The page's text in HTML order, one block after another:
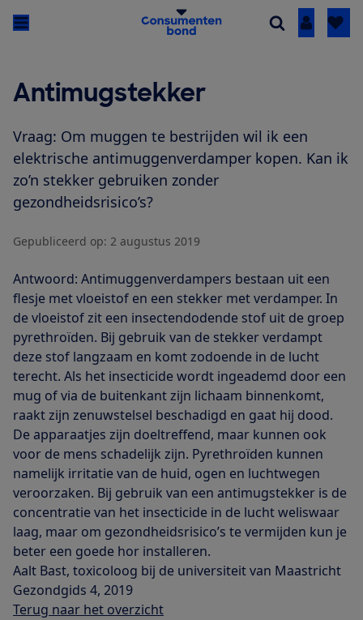
Inloggen
Antimugstekker
Vraag: Om muggen te bestrijden wil ik een
elektrische antimuggenverdamper kopen. Kan ik
zo’n stekker gebruiken zonder
gezondheidsrisico’s?
Gepubliceerd op: 2 augustus 2019
Antwoord: Antimuggenverdampers bestaan uit een
flesje met vloeistof en een stekker met verdamper. In
de vloeistof zit een insectendodende stof uit de groep
pyrethroïden. Bij gebruik van de stekker verdampt
deze stof langzaam en komt zodoende in de lucht
terecht. Als het insecticide wordt ingeademd door een
mug of via de buitenkant zijn lichaam binnenkomt,
raakt zijn zenuwstelsel beschadigd en gaat hij dood.
De apparaatjes zijn doeltreffend, maar kunnen ook
voor de mens schadelijk zijn. Pyrethroïden kunnen
namelijk irritatie van de huid, ogen en luchtwegen
veroorzaken. Bij gebruik van een antimugstekker is de
concentratie van het insecticide in de lucht weliswaar
laag, maar om gezondheids­risico’s te vermijden kun je
beter een goede hor installeren.
Aalt Bast, toxicoloog bij de universiteit van Maastricht
Gezondgids 4, 2019
Terug naar het overzicht